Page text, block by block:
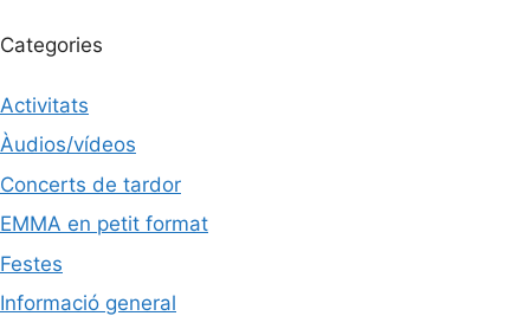
Categories
Activitats
Àudios/vídeos
Concerts de tardor
EMMA en petit format
Festes
Informació general